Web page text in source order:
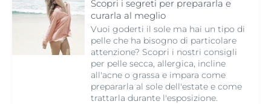
Scopri i segreti per prepararla e
curarla al meglio
Vuoi goderti il sole ma hai un tipo di
pelle che ha bisogno di particolare
attenzione? Scopri i nostri consigli
per pelle secca, allergica, incline
all'acne o grassa e impara come
prepararla al sole dell'estate e come
trattarla durante l'esposizione.